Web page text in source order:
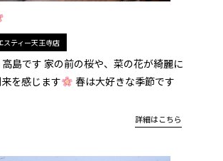
スティー天王寺店
島です 家の前の桜や、菜の花が綺麗に
を感じます
春は大好きな季節です
詳細はこちら